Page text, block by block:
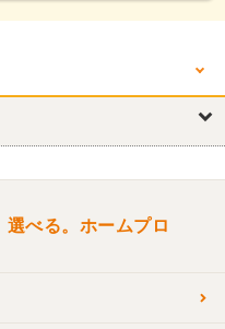
選べる。ホームプロ